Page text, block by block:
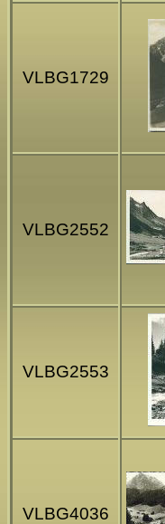
VLBG1729
VLBG2552
VLBG2553
VLBG4036